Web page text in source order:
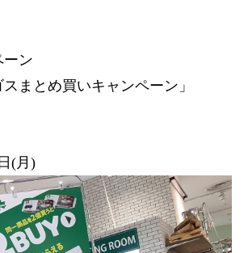
ーン
スまとめ買いキャンペーン」
(月)